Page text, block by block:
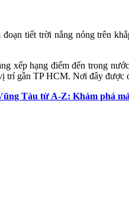
tiết trời nắng nóng trên
xếp hạng điểm đến trong
gần TP HCM. Nơi đây
Tàu từ A-Z: Khám phá